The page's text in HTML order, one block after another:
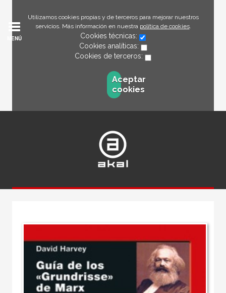
Utilizamos cookies propias y de terceros para mejorar nuestros
servicios. Más información en nuestra política de cookies.
Cookies técnicas:
Cookies analíticas:
Cookies de terceros:
Aceptar
cookies
MENÚ